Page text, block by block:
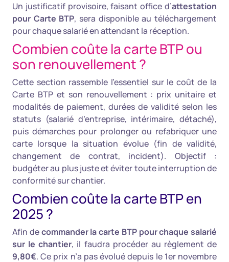
Un justificatif provisoire, faisant office d’attestation
pour Carte BTP, sera disponible au téléchargement
pour chaque salarié en attendant la réception.
Combien coûte la carte BTP ou
son renouvellement ?
Cette section rassemble l’essentiel sur le coût de la
Carte BTP et son renouvellement : prix unitaire et
modalités de paiement, durées de validité selon les
statuts (salarié d’entreprise, intérimaire, détaché),
puis démarches pour prolonger ou refabriquer une
carte lorsque la situation évolue (fin de validité,
changement de contrat, incident). Objectif :
budgéter au plus juste et éviter toute interruption de
conformité sur chantier.
Combien coûte la carte BTP en
2025 ?
Afin decommander la carte BTP pour chaque salarié
sur le chantier, il faudra procéder au règlement de
9,80€. Ce prix n’a pas évolué depuis le 1er novembre